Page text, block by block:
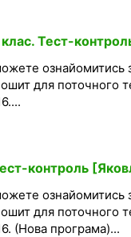
Тест-
ознайомитись
для поточного
контроль
ознайомитись
для поточного
(Нова програма)...